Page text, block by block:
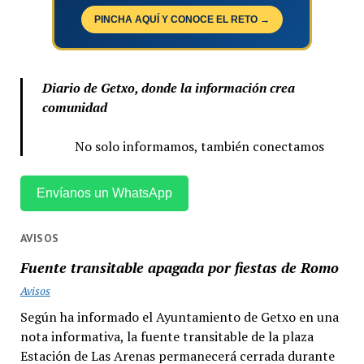
PINCHA AQUÍ Y CONOCE EL RETO →
Diario de Getxo, donde la información crea
comunidad
No solo informamos, también conectamos
Envíanos un WhatsApp
AVISOS
Fuente transitable apagada por fiestas de Romo
Avisos
Según ha informado el Ayuntamiento de Getxo en una
nota informativa, la fuente transitable de la plaza
Estación de Las Arenas permanecerá cerrada durante